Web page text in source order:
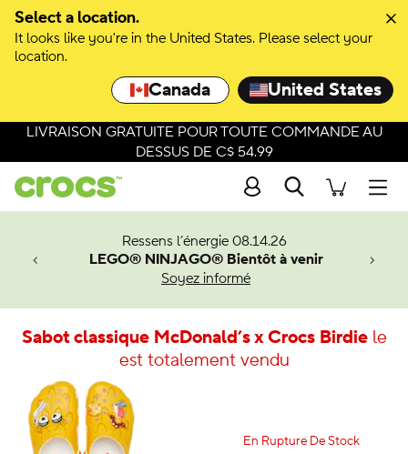
Select a location.
It looks like you're in the United States. Please select your
location.
Canada United States
LIVRAISON GRATUITE POUR TOUTE COMMANDE AU
DESSUS DE C$ 54.99
Recherche
Ressens l’énergie 08.14.26
LEGO® NINJAGO® Bientôt à venir
Soyez informé
Man.
Sabot classique McDonald’s x Crocs Birdiele
est totalement vendu
En Rupture De Stock